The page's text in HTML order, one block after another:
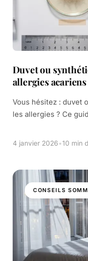
Duvet ou
allergies acariens
Vous hésitez : duvet
les allergies ? Ce
acariens. […]
4 janvier 2026•10 min
CONSEILS